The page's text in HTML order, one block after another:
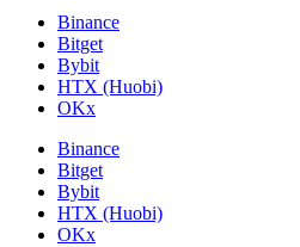
Binance
Bitget
Bybit
HTX (Huobi)
OKx
Binance
Bitget
Bybit
HTX (Huobi)
OKx